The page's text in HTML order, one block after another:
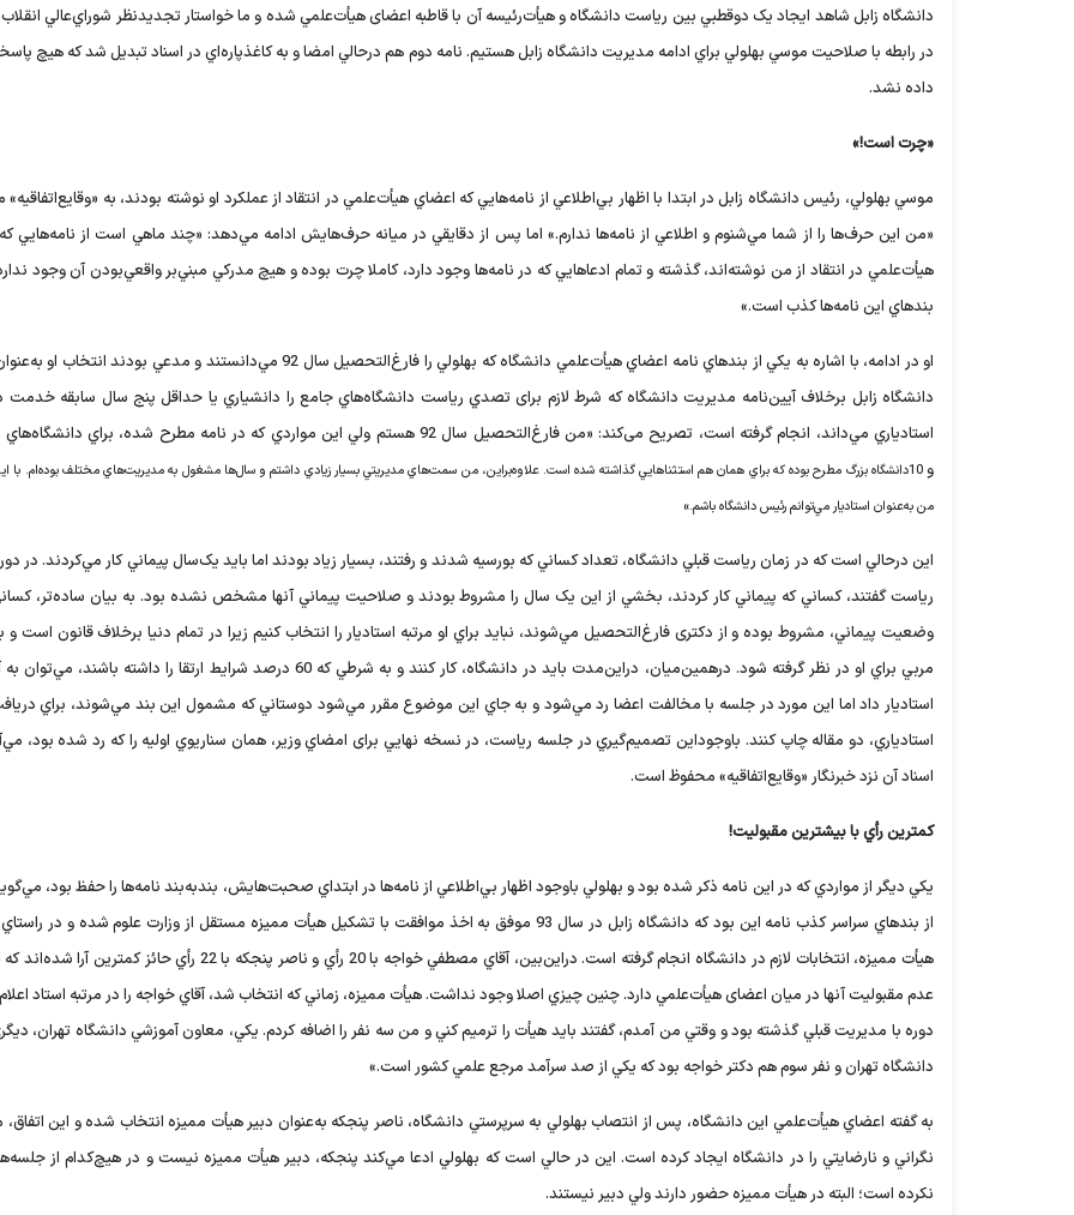
دانشگاه زابل شاهد ايجاد يک دوقطبي بين رياست دانشگاه و هيأت‌رئيسه آن با قاطبه اعضای هيأت‌علمي شده و ما خواستار تجديدنظر شوراي‌عالي
در رابطه با صلاحيت موسي بهلولي براي ادامه مديريت دانشگاه زابل هستيم. نامه دوم هم درحالي امضا و به کاغذپاره‌اي در اسناد تبديل شد که هيچ
داده نشد.
«چرت است!»
موسي بهلولي، رئيس دانشگاه زابل در ابتدا با اظهار بي‌اطلاعي از نامه‌هايي که اعضاي هيأت‌علمي در انتقاد از عملکرد او نوشته بودند، به
«من اين حرف‌ها را از شما مي‌شنوم و اطلاعي از نامه‌ها ندارم.» اما پس از دقايقي در ميانه حرف‌هايش ادامه مي‌دهد: «چند ماهي است از نامه‌هايي
هيأت‌علمي در انتقاد از من نوشته‌اند، گذشته و تمام ادعاهايي که در نامه‌ها وجود دارد، کاملا چرت بوده و هيچ مدرکي مبني‌بر واقعي‌بودن آن وجود
بندهاي اين نامه‌ها کذب است.»
او در ادامه، با اشاره به يکي از بندهاي نامه اعضاي هيأت‌علمي دانشگاه که بهلولي را فارغ‌التحصيل سال 92 مي‌دانستند و مدعي
دانشگاه زابل برخلاف آيين‌نامه مديريت دانشگاه که شرط لازم برای تصدي رياست دانشگاه‌هاي جامع را دانشياري يا حداقل پنج سال سابقه خدمت
استادياري مي‌داند، انجام گرفته است، تصریح می‌کند: «من فارغ‌التحصيل سال 92 هستم ولي اين مواردي که در نامه مطرح شده، براي
و
10دانشگاه بزرگ مطرح بوده که براي همان هم استثناهايي گذاشته شده است. علاوه‌براين، من سمت‌هاي مديريتي بسيار زيادي داشتم و سال‌ها مشغول به مديريت‌هاي مختلف بوده‌ام. با
من به‌عنوان استاديار مي‌توانم رئيس دانشگاه باشم.»
اين درحالي است که در زمان رياست قبلي دانشگاه، تعداد کساني که بورسيه شدند و رفتند، بسيار زياد بودند اما بايد يک‌سال پيماني کار مي‌کردند. در
رياست گفتند، کساني که پيماني کار کردند، بخشي از اين يک‌ سال را مشروط بودند و صلاحيت پيماني آنها مشخص نشده بود. به بيان ساده‌تر،
وضعيت پيماني، مشروط بوده و از دکتری فارغ‌التحصيل مي‌شوند، نبايد براي او مرتبه استاديار را انتخاب کنيم زيرا در تمام دنيا برخلاف قانون است و
مربي براي او در نظر گرفته شود. درهمين‌ميان، دراين‌مدت بايد در دانشگاه، کار کنند و به شرطي که 60 درصد شرايط ارتقا را داشته
استاديار داد اما اين مورد در جلسه با مخالفت اعضا رد مي‌شود و به جاي اين موضوع مقرر مي‌شود دوستاني که مشمول اين بند مي‌شوند، براي
استادياري، دو مقاله چاپ کنند. باوجوداين تصميم‌گيري در جلسه رياست، در نسخه نهايي برای امضاي وزير، همان سناريوي اوليه را که رد شده بود،
اسناد آن نزد خبرنگار «وقايع‌اتفاقيه» محفوظ است.
کمترين رأي با بيشترين مقبوليت!
يکي ديگر از مواردي که در اين نامه ذکر شده بود و بهلولي باوجود اظهار بي‌اطلاعي از نامه‌ها در ابتداي صحبت‌هايش، بندبه‌بند نامه‌ها را حفظ بود،
از بندهاي سراسر کذب نامه‌ اين بود که دانشگاه زابل در سال 93 موفق به اخذ موافقت با تشکيل هيأت مميزه مستقل از وزارت علوم شده و در
هيأت مميزه، انتخابات لازم در دانشگاه انجام گرفته است. دراين‌بين، آقاي مصطفي خواجه با 20 رأي و ناصر پنجکه با 22 رأي
عدم مقبوليت آنها در ميان اعضای هيأت‌علمي دارد. چنين چيزي اصلا وجود نداشت. هيأت مميزه، زماني که انتخاب شد، آقاي خواجه را در مرتبه استاد
دوره با مديريت قبلي گذشته بود و وقتي من آمدم، گفتند بايد هيأت را ترميم کني و من سه نفر را اضافه کردم. يکي، معاون آموزشي دانشگاه تهران،
دانشگاه تهران و نفر سوم هم دکتر خواجه بود که يکي از صد سرآمد مرجع علمي کشور است.»
به گفته اعضاي هيأت‌علمي اين دانشگاه، پس از انتصاب بهلولي به سرپرستي دانشگاه، ناصر پنجکه به‌عنوان دبير هيأت مميزه انتخاب شده و اين اتفاق،
نگراني و نارضايتي را در دانشگاه ايجاد کرده است. اين در حالي است که بهلولي ادعا مي‌کند پنجکه، دبير هيأت مميزه نيست و در هيچ‌کدام از
نکرده است؛ البته در هيأت مميزه حضور دارند ولي دبير نيستند.